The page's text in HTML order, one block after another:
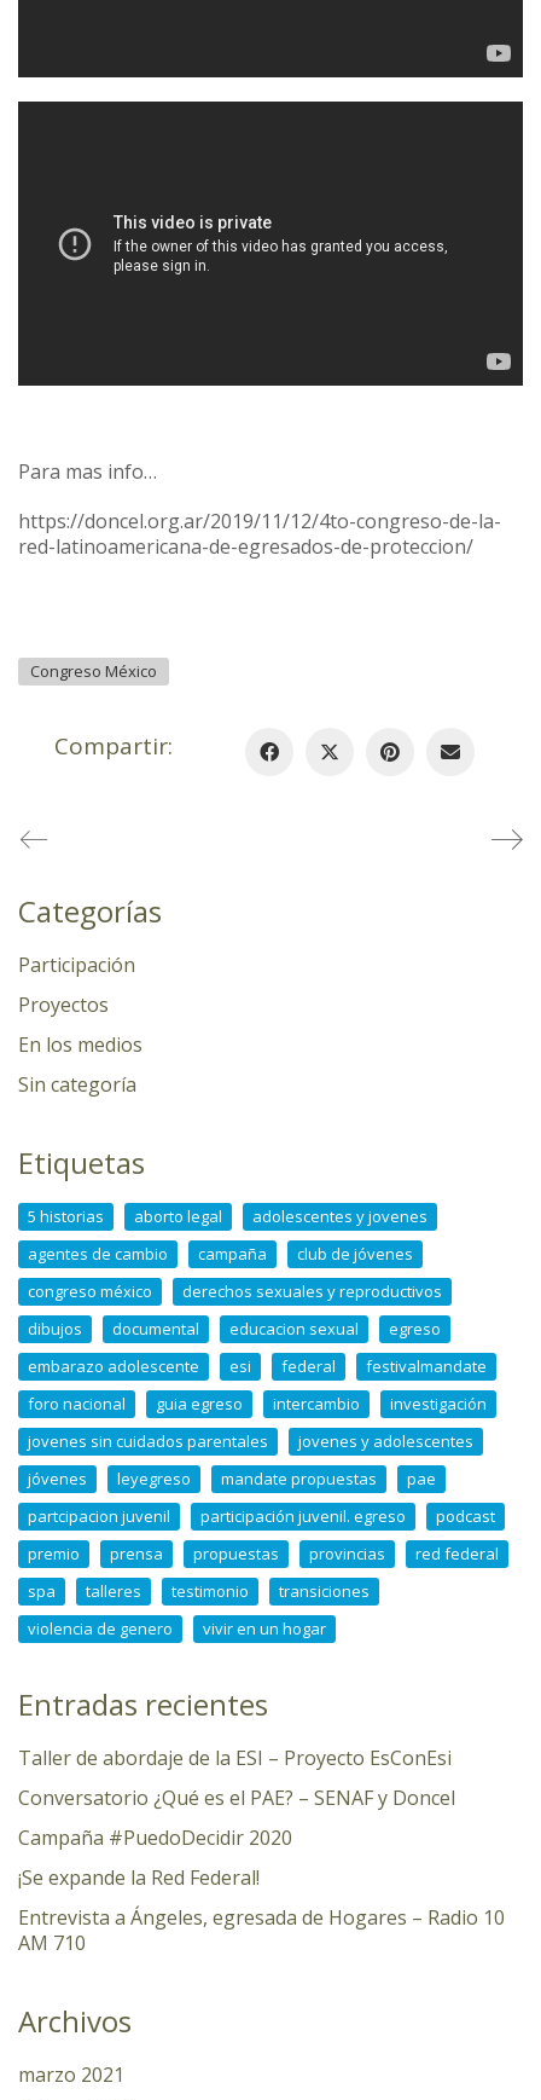
Para mas info…
https://doncel.org.ar/2019/11/12/4to-congreso-de-la-
red-latinoamericana-de-egresados-de-proteccion/
Congreso México
Compartir:
Categorías
Participación
Proyectos
En los medios
Sin categoría
Etiquetas
5 historias aborto legal
adolescentes y jovenes
agentes de cambio
campaña
club de jóvenes
congreso méxico
derechos sexuales y reproductivos
dibujos
documental educacion sexual
egreso
embarazo adolescente
esi federal
festivalmandate
foro nacional
guia egreso intercambio
investigación
jovenes sin cuidados parentales
jovenes y adolescentes
jóvenes
leyegreso mandate propuestas
pae
partcipacion juvenil
participación juvenil. egreso
podcast
premio
prensa propuestas provincias
red federal
spa
talleres testimonio
transiciones
violencia de genero
vivir en un hogar
Entradas recientes
Taller de abordaje de la ESI – Proyecto EsConEsi
Conversatorio ¿Qué es el PAE? – SENAF y Doncel
Campaña #PuedoDecidir 2020
¡Se expande la Red Federal!
Entrevista a Ángeles, egresada de Hogares – Radio 10
AM 710
Archivos
marzo 2021